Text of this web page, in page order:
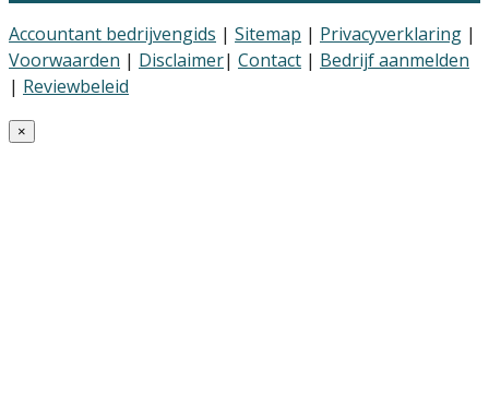
Accountant bedrijvengids | Sitemap | Privacyverklaring |
Voorwaarden | Disclaimer| Contact | Bedrijf aanmelden
| Reviewbeleid
×